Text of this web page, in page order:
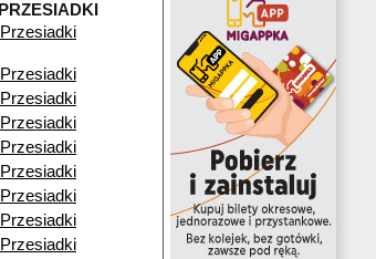
PRZESIADKI
Przesiadki
Przesiadki
Przesiadki
Przesiadki
Przesiadki
Przesiadki
Przesiadki
Przesiadki
Przesiadki